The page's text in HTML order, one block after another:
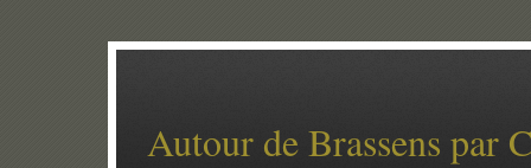
Autour de Brassens par